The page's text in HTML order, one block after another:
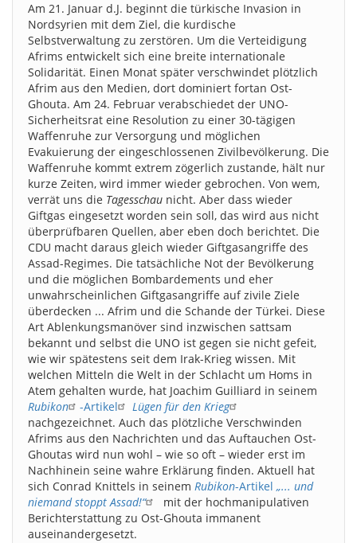
Am 21. Januar d.J. beginnt die türkische Invasion in
Nordsyrien mit dem Ziel, die kurdische
Selbstverwaltung zu zerstören. Um die Verteidigung
Afrims entwickelt sich eine breite internationale
Solidarität. Einen Monat später verschwindet plötzlich
Afrim aus den Medien, dort dominiert fortan Ost-
Ghouta. Am 24. Februar verabschiedet der UNO-
Sicherheitsrat eine Resolution zu einer 30-tägigen
Waffenruhe zur Versorgung und möglichen
Evakuierung der eingeschlossenen Zivilbevölkerung. Die
Waffenruhe kommt extrem zögerlich zustande, hält nur
kurze Zeiten, wird immer wieder gebrochen. Von wem,
verrät uns die Tagesschau nicht. Aber dass wieder
Giftgas eingesetzt worden sein soll, das wird aus nicht
überprüfbaren Quellen, aber eben doch berichtet. Die
CDU macht daraus gleich wieder Giftgasangriffe des
Assad-Regimes. Die tatsächliche Not der Bevölkerung
und die möglichen Bombardements und eher
unwahrscheinlichen Giftgasangriffe auf zivile Ziele
überdecken ... Afrim und die Schande der Türkei. Diese
Art Ablenkungsmanöver sind inzwischen sattsam
bekannt und selbst die UNO ist gegen sie nicht gefeit,
wie wir spätestens seit dem Irak-Krieg wissen. Mit
welchen Mitteln die Welt in der Schlacht um Homs in
Atem gehalten wurde, hat Joachim Guilliard in seinem
Rubikon
-Artikel
Lügen für den Krieg
nachgezeichnet. Auch das plötzliche Verschwinden
Afrims aus den Nachrichten und das Auftauchen Ost-
Ghoutas wird nun wohl – wie so oft – wieder erst im
Nachhinein seine wahre Erklärung finden. Aktuell hat
sich Conrad Knittels in seinem Rubikon-Artikel „... und
niemand stoppt Assad!“
mit der hochmanipulativen
Berichterstattung zu Ost-Ghouta immanent
auseinandergesetzt.